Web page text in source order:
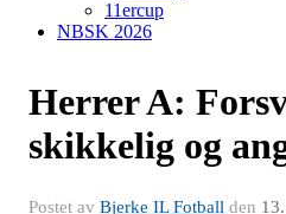
11ercup
NBSK 2026
Herrer A:
skikkelig og
Postet av Bjerke IL Fotball den